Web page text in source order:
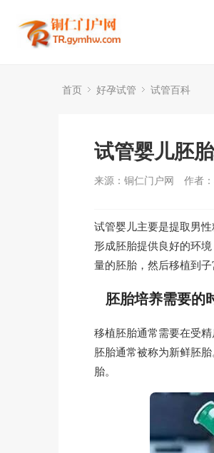
首页 好孕试管 试管百科
试管婴儿胚
来源：铜仁门户网 作者
试管婴儿主要是提取男
形成胚胎提供良好的环
量的胚胎，然后移植到
胚胎培养需要的
移植胚胎通常需要在受
胚胎通常被称为新鲜胚
胎。